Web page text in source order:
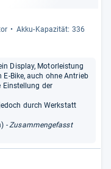
Akku-​Kapa­zi­tät: 336
Display, Motorleistung
Bike, auch ohne Antrieb
Einstellung der
durch Werkstatt
- Zusammengefasst